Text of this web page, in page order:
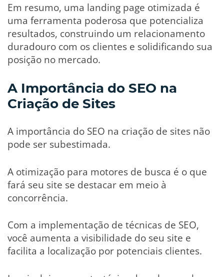
Em resumo, uma landing page otimizada é
uma ferramenta poderosa que potencializa
resultados, construindo um relacionamento
duradouro com os clientes e solidificando sua
posição no mercado.
A Importância do SEO na
Criação de Sites
A importância do SEO na criação de sites não
pode ser subestimada.
A otimização para motores de busca é o que
fará seu site se destacar em meio à
concorrência.
Com a implementação de técnicas de SEO,
você aumenta a visibilidade do seu site e
facilita a localização por potenciais clientes.